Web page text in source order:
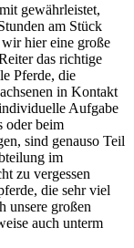
gewährleistet,
am Stück
hier eine große
das richtige
Pferde, die
in Kontakt
Aufgabe
oder beim
sind genauso Teil
im
zu vergessen
die sehr viel
unsere großen
auch unterm